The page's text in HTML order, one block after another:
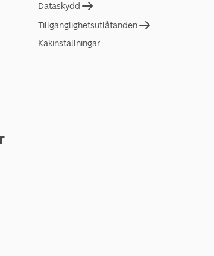
Dataskydd
Tillgänglighetsutlåtanden
Kakinställningar